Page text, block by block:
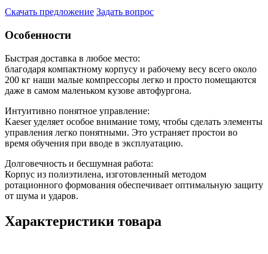
Скачать предложение Задать вопрос
Особенности
Быстрая доставка в любое место:
благодаря компактному корпусу и рабочему весу всего около
200 кг наши малые компрессоры легко и просто помещаются
даже в самом маленьком кузове автофургона.
Интуитивно понятное управление:
Kaeser уделяет особое внимание тому, чтобы сделать элементы
управления легко понятными. Это устраняет простои во
время обучения при вводе в эксплуатацию.
Долговечность и бесшумная работа:
Корпус из полиэтилена, изготовленный методом
ротационного формования обеспечивает оптимальную защиту
от шума и ударов.
Характеристики товара